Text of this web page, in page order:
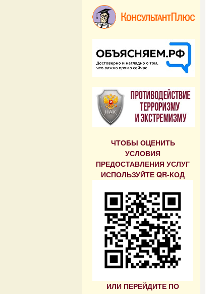
ЧТОБЫ ОЦЕНИТЬ
УСЛОВИЯ
ПРЕДОСТАВЛЕНИЯ УСЛУГ
ИСПОЛЬЗУЙТЕ QR-КОД
ИЛИ ПЕРЕЙДИТЕ ПО